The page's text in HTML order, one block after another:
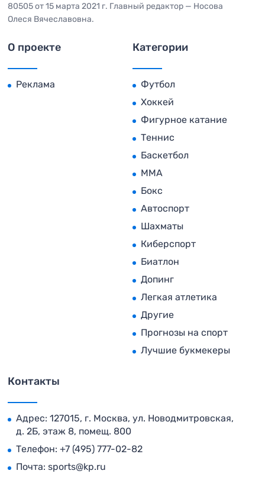
80505 от 15 марта 2021 г. Главный редактор — Носова
Олеся Вячеславовна.
О проекте
Реклама
Категории
Футбол
Хоккей
Фигурное катание
Теннис
Баскетбол
MMA
Бокс
Автоспорт
Шахматы
Киберспорт
Биатлон
Допинг
Легкая атлетика
Другие
Прогнозы на спорт
Лучшие букмекеры
Контакты
Адрес: 127015, г. Москва, ул. Новодмитровская,
д. 2Б, этаж 8, помещ. 800
Телефон: +7 (495) 777-02-82
Почта: sports@kp.ru